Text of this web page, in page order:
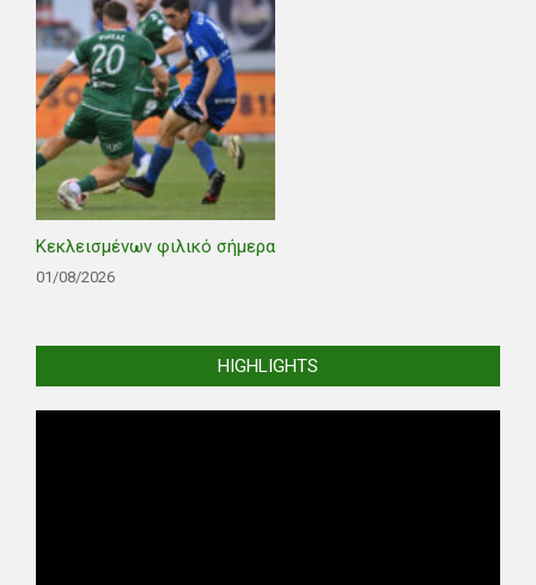
Κεκλεισμένων φιλικό σήμερα
01/08/2026
HIGHLIGHTS